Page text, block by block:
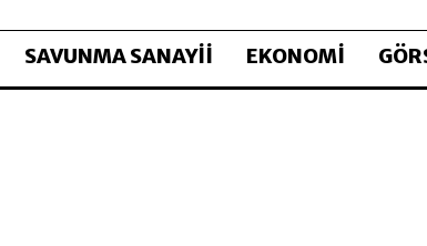
SAVUNMA SANAYİİ EKONOMİ